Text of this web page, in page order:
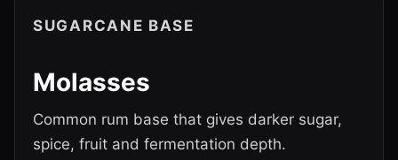
SUGARCANE BASE
Molasses
Common rum base that gives darker sugar,
spice, fruit and fermentation depth.